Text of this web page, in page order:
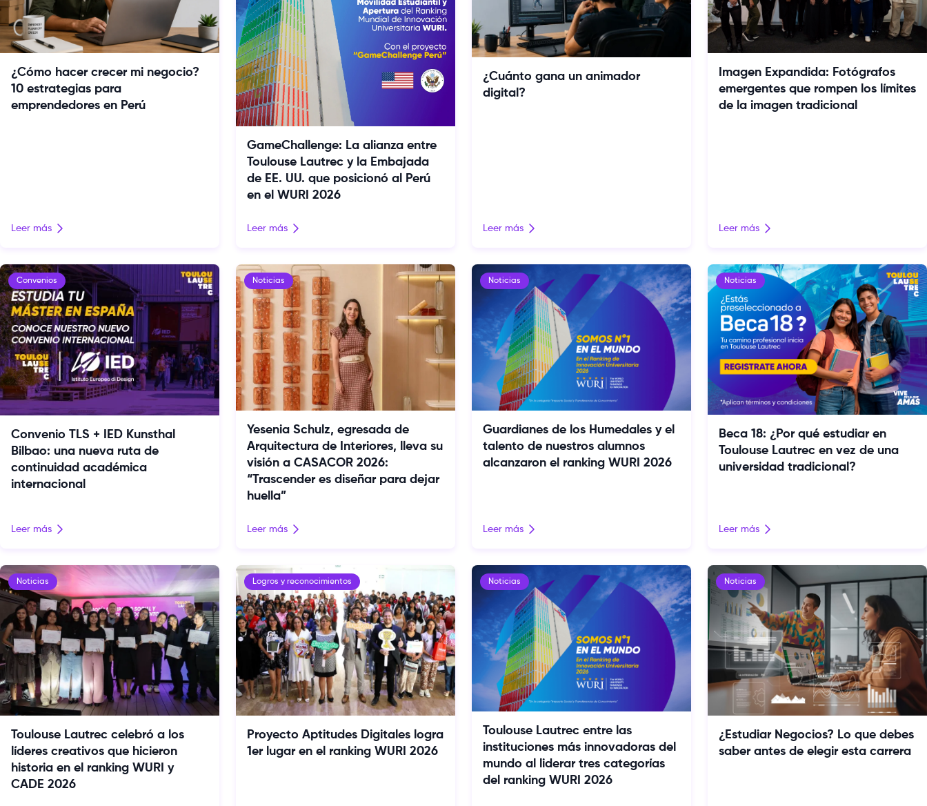
¿Cómo hacer crecer mi negocio?
10 estrategias para
emprendedores en Perú
Leer más
GameChallenge: La alianza entre
Toulouse Lautrec y la Embajada
de EE. UU. que posicionó al Perú
en el WURI 2026
Leer más
¿Cuánto gana un animador
digital?
Leer más
Imagen Expandida: Fotógrafos
emergentes que rompen los límites
de la imagen tradicional
Leer más
Convenios
Convenio TLS + IED Kunsthal
Bilbao: una nueva ruta de
continuidad académica
internacional
Leer más
Noticias
Yesenia Schulz, egresada de
Arquitectura de Interiores, lleva su
visión a CASACOR 2026:
“Trascender es diseñar para dejar
huella”
Leer más
Noticias
Guardianes de los Humedales y el
talento de nuestros alumnos
alcanzaron el ranking WURI 2026
Leer más
Noticias
Beca 18: ¿Por qué estudiar en
Toulouse Lautrec en vez de una
universidad tradicional?
Leer más
Noticias
Toulouse Lautrec celebró a los
líderes creativos que hicieron
historia en el ranking WURI y
CADE 2026
Logros y reconocimientos
Proyecto Aptitudes Digitales logra
1er lugar en el ranking WURI 2026
Noticias
Toulouse Lautrec entre las
instituciones más innovadoras del
mundo al liderar tres categorías
del ranking WURI 2026
Noticias
¿Estudiar Negocios? Lo que debes
saber antes de elegir esta carrera